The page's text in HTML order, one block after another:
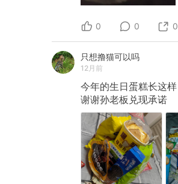
0 0 0
只想撸猫可以吗
12月前
今年的生日蛋糕长这样
谢谢孙老板兑现承诺